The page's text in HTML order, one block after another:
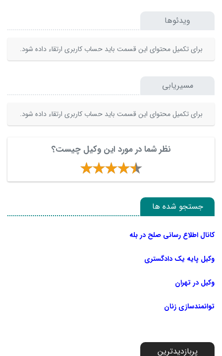
ویدئوها
برای تکمیل محتوای این قسمت باید حساب کاربری ارتقاء داده شود.
مسیریابی
برای تکمیل محتوای این قسمت باید حساب کاربری ارتقاء داده شود.
نظر شما در مورد این وکیل چیست؟
جستجو شده ها
کانال اطلاع رسانی صلح در بله
وکیل پایه یک دادگستری
وکیل در تهران
توانمندسازی زنان
پربازدیدترین